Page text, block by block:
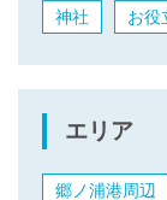
神社 お役
エリア
郷ノ浦港周辺